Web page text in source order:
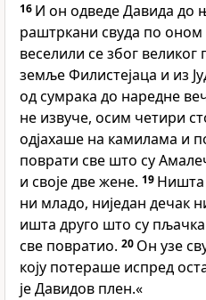
16 И он одведе Давида до
раштркани свуда по оном
веселили се због великог
земље Филистејаца и из
од сумрака до наредне
не извуче, осим четири
одјахаше на камилама и
поврати све што су
и своје две жене. 19 Ништа
ни младо, ниједан дечак
ишта друго што су
све повратио. 20 Он узе
коју потераше испред
је Давидов плен.«